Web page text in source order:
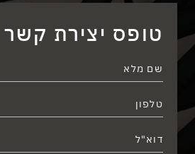
טופס יצירת קשר